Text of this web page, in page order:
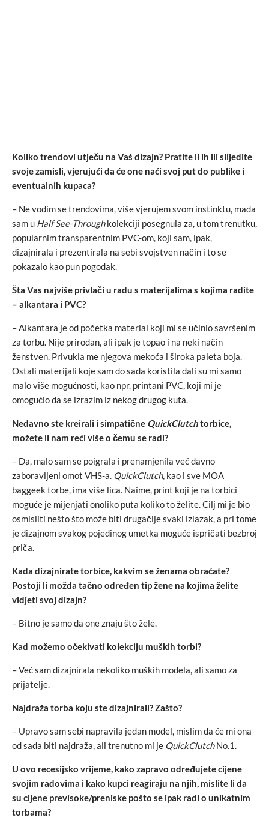
Koliko trendovi utječu na Vaš dizajn? Pratite li ih ili slijedite
svoje zamisli, vjerujući da će one naći svoj put do publike i
eventualnih kupaca?
– Ne vodim se trendovima, više vjerujem svom instinktu, mada
sam u Half See-Throughkolekciji posegnula za, u tom trenutku,
popularnim transparentnim PVC-om, koji sam, ipak,
dizajnirala i prezentirala na sebi svojstven način i to se
pokazalo kao pun pogodak.
Šta Vas najviše privlači u radu s materijalima s kojima radite
– alkantara i PVC?
– Alkantara je od početka material koji mi se učinio savršenim
za torbu. Nije prirodan, ali ipak je topao i na neki način
ženstven. Privukla me njegova mekoća i široka paleta boja.
Ostali materijali koje sam do sada koristila dali su mi samo
malo više mogućnosti, kao npr. printani PVC, koji mi je
omogućio da se izrazim iz nekog drugog kuta.
Nedavno ste kreirali i simpatične QuickClutchtorbice,
možete li nam reći više o čemu se radi?
– Da, malo sam se poigrala i prenamjenila već davno
zaboravljeni omot VHS-a. QuickClutch, kao i sve MOA
baggeek torbe, ima više lica. Naime, print koji je na torbici
moguće je mijenjati onoliko puta koliko to želite. Cilj mi je bio
osmisliti nešto što može biti drugačije svaki izlazak, a pri tome
je dizajnom svakog pojedinog umetka moguće ispričati bezbroj
priča.
Kada dizajnirate torbice, kakvim se ženama obraćate?
Postoji li možda tačno određen tip žene na kojima želite
vidjeti svoj dizajn?
– Bitno je samo da one znaju što žele.
Kad možemo očekivati kolekciju muških torbi?
– Već sam dizajnirala nekoliko muških modela, ali samo za
prijatelje.
Najdraža torba koju ste dizajnirali? Zašto?
– Upravo sam sebi napravila jedan model, mislim da će mi ona
od sada biti najdraža, ali trenutno mi je QuickClutchNo.1.
U ovo recesijsko vrijeme, kako zapravo određujete cijene
svojim radovima i kako kupci reagiraju na njih, mislite li da
su cijene previsoke/preniske pošto se ipak radi o unikatnim
torbama?